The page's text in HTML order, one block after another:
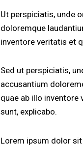
Ut perspiciatis, unde
doloremque
inventore veritatis et
Sed ut perspiciatis,
accusantium
quae ab illo
sunt, explicabo.
Lorem ipsum dolor